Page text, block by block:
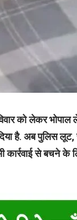
को लेकर
है. अब पुलिस
से बचने के